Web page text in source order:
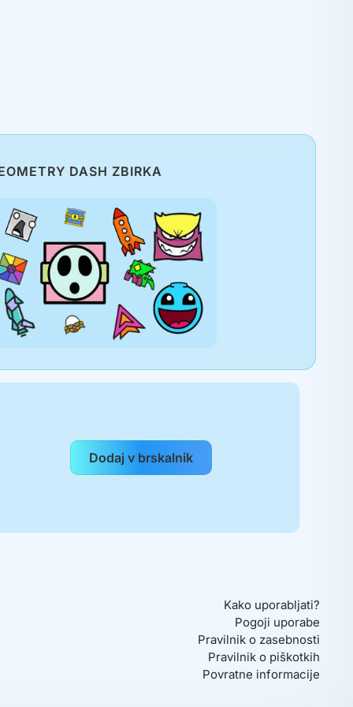
DASH ZBIRKA
Kako uporabljati?
Pogoji uporabe
Pravilnik o zasebnosti
Pravilnik o piškotkih
Povratne informacije